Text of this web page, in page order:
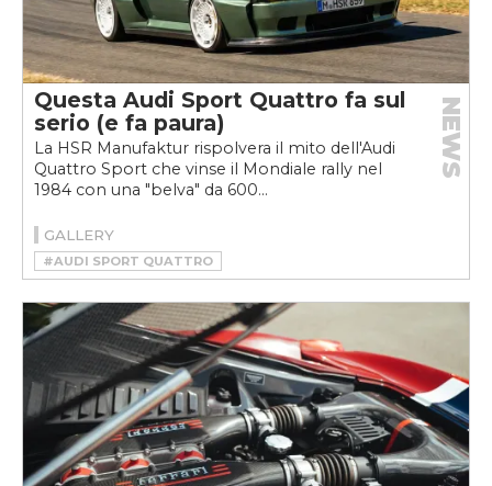
Questa Audi Sport Quattro fa sul
serio (e fa paura)
La HSR Manufaktur rispolvera il mito dell'Audi
Quattro Sport che vinse il Mondiale rally nel
1984 con una "belva" da 600...
NEWS
GALLERY
#AUDI SPORT QUATTRO
#HSR MANUFAKTUR
#RESTOMOD